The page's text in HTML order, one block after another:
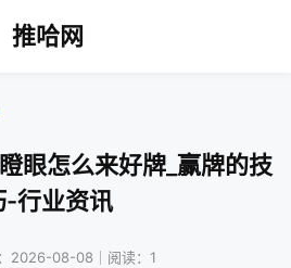
推哈网
眼怎么来好牌_赢牌的技
-行业资讯
2026-08-08｜阅读：1